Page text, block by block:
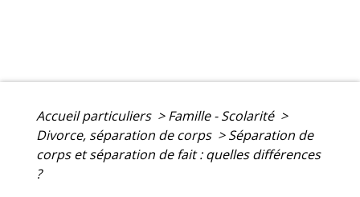
Accueil particuliers > Famille - Scolarité >
Divorce, séparation de corps > Séparation de
corps et séparation de fait : quelles différences
?